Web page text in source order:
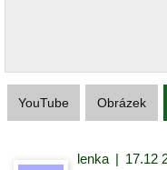
YouTube Obrázek
lenka | 17.12